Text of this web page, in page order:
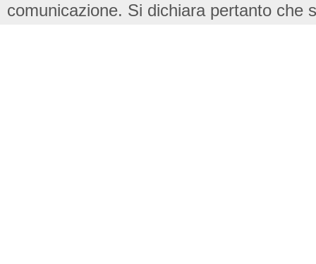
comunicazione. Si dichiara pertanto che